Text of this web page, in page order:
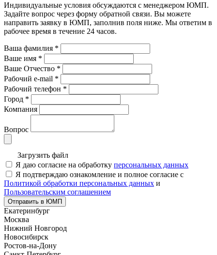
Индивидуальные условия обсуждаются с менеджером ЮМП.
Задайте вопрос через форму обратной связи. Вы можете
направить заявку в ЮМП, заполнив поля ниже. Mы ответим в
рабочее время в течение 24 часов.
Ваша фамилия *
Ваше имя *
Ваше Отчество *
Рабочий e-mail *
Рабочий телефон *
Город *
Компания
Вопрос
Загрузить файл
Я даю согласие на обработку персональных данных
Я подтверждаю ознакомление и полное согласие с
Политикой обработки персональных данных и
Пользовательским соглашением
Отправить в ЮМП
Екатеринбург
Москва
Нижний Новгород
Новосибирск
Ростов-на-Дону